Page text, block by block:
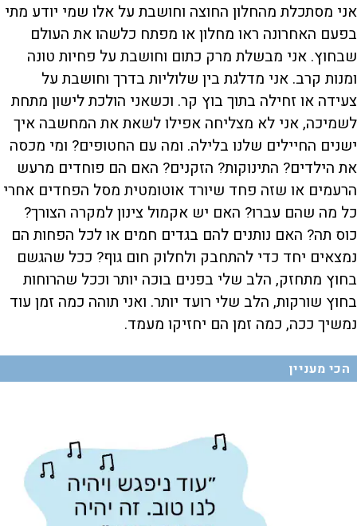
אני מסתכלת מהחלון החוצה וחושבת על אלו שמי יודע מתי
בפעם האחרונה ראו מחלון או מפתח כלשהו את העולם
שבחוץ. אני מבשלת מרק כתום וחושבת על פחיות טונה
ומנות קרב. אני מדלגת בין שלוליות בדרך וחושבת על
צעידה או זחילה בתוך בוץ קר. וכשאני הולכת לישון מתחת
לשמיכה, אני לא מצליחה אפילו לשאת את המחשבה איך
ישנים החיילים שלנו בלילה. ומה עם החטופים? ומי מכסה
את הילדים? התינוקות? הזקנים? האם הם פוחדים מרעש
הרעמים או שזה פחד שיורד אוטומטית מסל הפחדים אחרי
כל מה שהם עברו? האם יש אקמול צינון למקרה הצורך?
כוס תה? האם נותנים להם בגדים חמים או לכל הפחות הם
נמצאים יחד כדי להתחבק ולחלוק חום גוף? ככל שהגשם
בחוץ מתחזק, הלב שלי בפנים בוכה יותר וככל שהרוחות
בחוץ שורקות, הלב שלי רועד יותר. ואני תוהה כמה זמן עוד
נמשיך ככה, כמה זמן הם יחזיקו מעמד.
הכי מעניין